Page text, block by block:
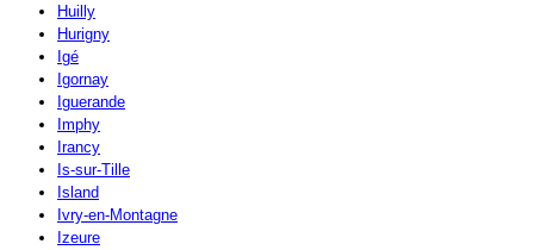
Huilly
Hurigny
Igé
Igornay
Iguerande
Imphy
Irancy
Is-sur-Tille
Island
Ivry-en-Montagne
Izeure